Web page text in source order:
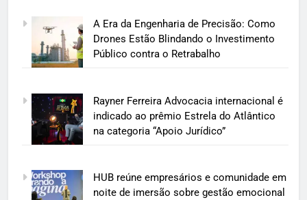
A Era da Engenharia de Precisão: Como
Drones Estão Blindando o Investimento
Público contra o Retrabalho
Rayner Ferreira Advocacia internacional é
indicado ao prêmio Estrela do Atlântico
na categoria “Apoio Jurídico”
HUB reúne empresários e comunidade em
noite de imersão sobre gestão emocional